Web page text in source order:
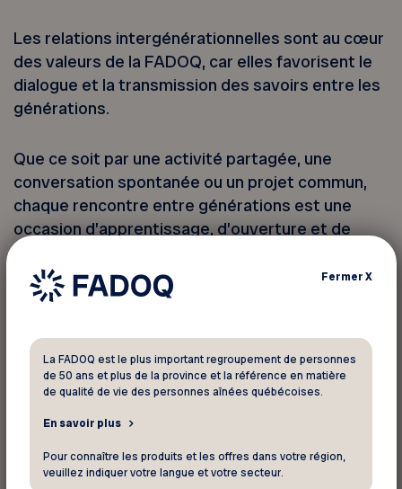
Les relations intergénérationnelles sont au cœur
des valeurs de la FADOQ, car elles favorisent le
dialogue et la transmission des savoirs entre les
générations.
Que ce soit par une activité partagée, une
conversation spontanée ou un projet commun,
chaque rencontre entre générations est une
occasion d’apprentissage, d’ouverture et de
Ces échanges créent des ponts et des moments
Découvrez la programmation de la Semaine
québécoise intergénérationnelle sur le site Web
d’Intergénérations Québec.
FermerX
La FADOQ est le plus important regroupement de personnes
de 50 ans et plus de la province et la référence en matière
de qualité de vie des personnes aînées québécoises.
En savoir plus
Pour connaître les produits et les offres dans votre région,
veuillez indiquer votre langue et votre secteur.